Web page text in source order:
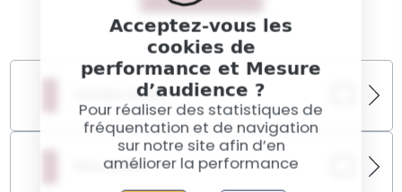
Acceptez-vous les
cookies de
performance et Mesure
d’audience ?
Pour réaliser des statistiques de
fréquentation et de navigation
sur notre site afin d’en
améliorer la performance
Caméra Arrière
Saisissez de nouveau des clichés nets avec notre
service de remplacement de caméra arrière Xperia
Vitre Arrière